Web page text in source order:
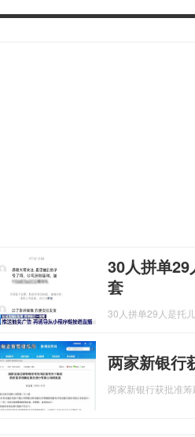
30人拼单
套
30人拼单29人是托
两家新银行
两家新银行获批准筹